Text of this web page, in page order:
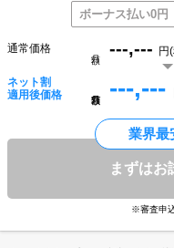
ボーナス払い0円
通常価格 ---,--- 円
ネット割
適用後価格
---,---
業界最
まずはお
※審査申